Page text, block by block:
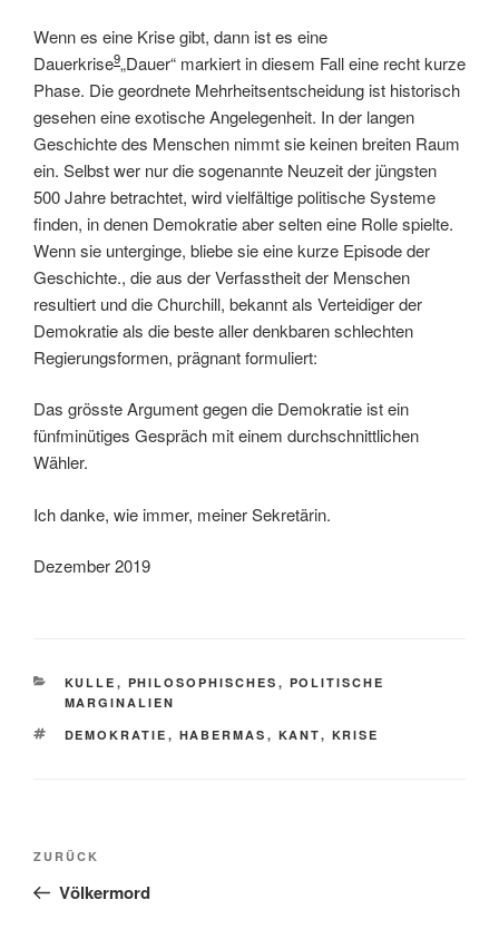
Wenn es eine Krise gibt, dann ist es eine
Dauerkrise9„Dauer“ markiert in diesem Fall eine recht kurze
Phase. Die geordnete Mehrheitsentscheidung ist historisch
gesehen eine exotische Angelegenheit. In der langen
Geschichte des Menschen nimmt sie keinen breiten Raum
ein. Selbst wer nur die sogenannte Neuzeit der jüngsten
500 Jahre betrachtet, wird vielfältige politische Systeme
finden, in denen Demokratie aber selten eine Rolle spielte.
Wenn sie unterginge, bliebe sie eine kurze Episode der
Geschichte., die aus der Verfasstheit der Menschen
resultiert und die Churchill, bekannt als Verteidiger der
Demokratie als die beste aller denkbaren schlechten
Regierungsformen, prägnant formuliert:
Das grösste Argument gegen die Demokratie ist ein
fünfminütiges Gespräch mit einem durchschnittlichen
Wähler.
Ich danke, wie immer, meiner Sekretärin.
Dezember 2019
KATEGORIEN
KULLE , PHILOSOPHISCHES , POLITISCHE
MARGINALIEN
SCHLAGWÖRTER
DEMOKRATIE , HABERMAS , KANT, KRISE
Beitragsnavigation
Vorheriger
Beitrag
ZURÜCK
Völkermord